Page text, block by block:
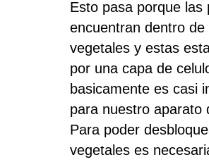
Esto pasa porque las
encuentran dentro de
vegetales y estas
por una capa de
basicamente es casi
para nuestro aparato
Para poder
vegetales es